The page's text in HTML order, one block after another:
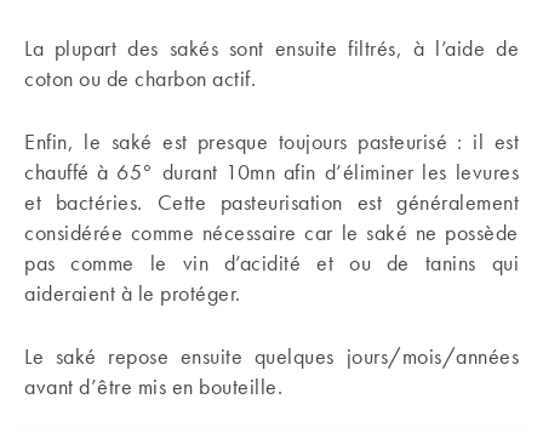
La plupart des sakés sont ensuite filtrés, à l’aide de
coton ou de charbon actif.
Enfin, le saké est presque toujours pasteurisé : il est
chauffé à 65° durant 10mn afin d’éliminer les levures
et bactéries. Cette pasteurisation est généralement
considérée comme nécessaire car le saké ne possède
pas comme le vin d’acidité et ou de tanins qui
aideraient à le protéger.
Le saké repose ensuite quelques jours/mois/années
avant d’être mis en bouteille.